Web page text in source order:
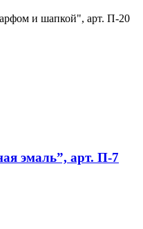
и шапкой", арт. П-20
эмаль”, арт. П-7